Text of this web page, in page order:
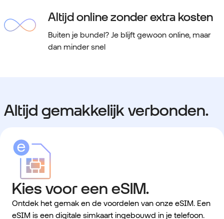
Altijd online zonder extra kosten
Buiten je bundel? Je blijft gewoon online, maar
dan minder snel
Altijd gemakkelijk verbonden.
Kies voor een eSIM.
Ontdek het gemak en de voordelen van onze eSIM. Een
eSIM is een digitale simkaart ingebouwd in je telefoon.